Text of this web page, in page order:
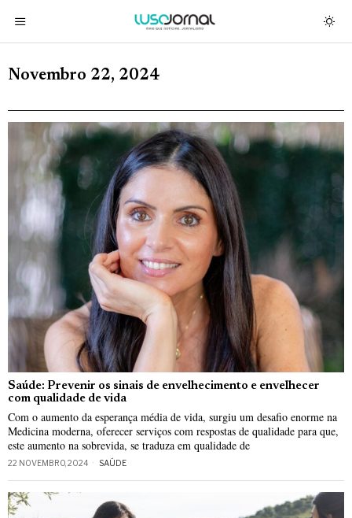
Novembro 22, 2024
Saúde: Prevenir os sinais de envelhecimento e envelhecer
com qualidade de vida
Com o aumento da esperança média de vida, surgiu um desafio enorme na
Medicina moderna, oferecer serviços com respostas de qualidade para que,
este aumento na sobrevida, se traduza em qualidade de
22 NOVEMBRO, 2024 SAÚDE